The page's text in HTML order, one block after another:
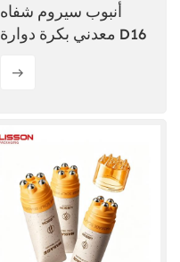
أنبوب سيروم شفاه
معدني بكرة دوارة D16